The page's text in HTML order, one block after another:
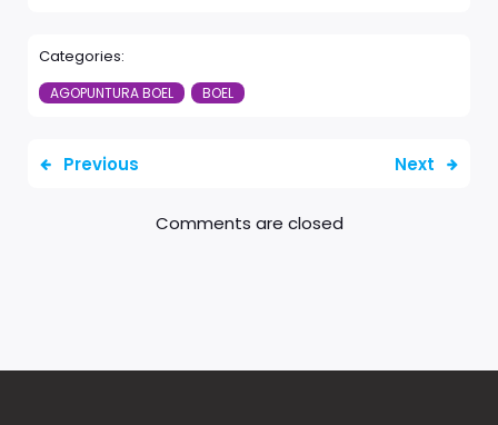
Categories:
AGOPUNTURA BOEL BOEL
Previous Next
Comments are closed